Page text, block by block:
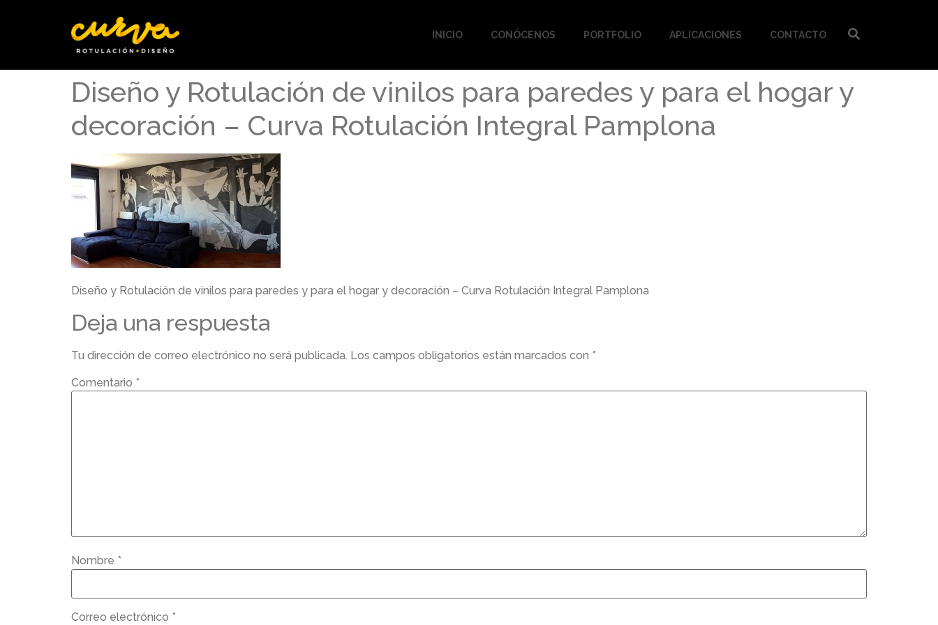
INICIO CONÓCENOS PORTFOLIO APLICACIONES CONTACTO
Diseño y Rotulación de vinilos para paredes y para el hogar y
decoración – Curva Rotulación Integral Pamplona
Diseño y Rotulación de vinilos para paredes y para el hogar y decoración – Curva Rotulación Integral Pamplona
Deja una respuesta
Tu dirección de correo electrónico no será publicada. Los campos obligatorios están marcados con *
Comentario *
Nombre *
Correo electrónico *